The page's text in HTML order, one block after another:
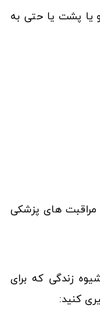
یا پشت یا حتی به
مراقبت های پزشکی
زندگی که برای
کنید: